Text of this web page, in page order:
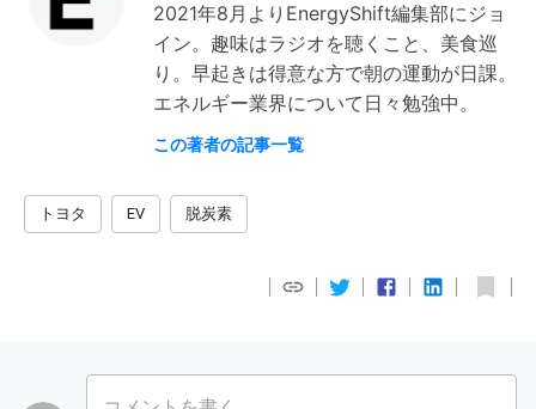
2021年8月よりEnergyShift編集部にジョ
イン。趣味はラジオを聴くこと、美食巡
り。早起きは得意な方で朝の運動が日課。
エネルギー業界について日々勉強中。
この著者の記事一覧
トヨタ EV 脱炭素